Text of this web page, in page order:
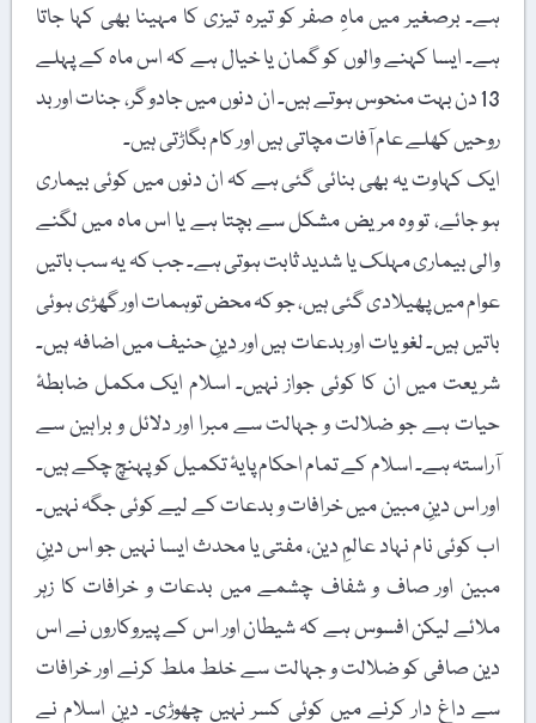
ہے۔ برصغیر میں ماہِ صفر کو تیرہ تیزی کا مہینا بھی کہا جاتا
ہے۔ ایسا کہنے والوں کو گمان یا خیال ہے کہ اس ماہ کے پہلے
13 دن بہت منحوس ہوتے ہیں۔ ان دنوں میں جادو گر، جنات اور بد
روحیں کھلے عام آفات مچاتی ہیں اور کام بگاڑتی ہیں۔
ایک کہاوت یہ بھی بنائی گئی ہے کہ ان دنوں میں کوئی بیماری
ہو جائے، تو وہ مریض مشکل سے بچتا ہے یا اس ماہ میں لگنے
والی بیماری مہلک یا شدید ثابت ہوتی ہے۔ جب کہ یہ سب باتیں
عوام میں پھیلادی گئی ہیں، جو کہ محض توہمات اور گھڑی ہوئی
باتیں ہیں۔ لغویات اور بدعات ہیں اور دینِ حنیف میں اضافہ ہیں۔
شریعت میں ان کا کوئی جواز نہیں۔ اسلام ایک مکمل ضابطۂ
حیات ہے جو ضلالت و جہالت سے مبرا اور دلائل و براہین سے
آراستہ ہے۔ اسلام کے تمام احکام پایۂ تکمیل کو پہنچ چکے ہیں۔
اور اس دینِ مبین میں خرافات و بدعات کے لیے کوئی جگہ نہیں۔
اب کوئی نام نہاد عالمِ دین، مفتی یا محدث ایسا نہیں جو اس دینِ
مبین اور صاف و شفاف چشمے میں بدعات و خرافات کا زہر
ملائے لیکن افسوس ہے کہ شیطان اور اس کے پیروکاروں نے اس
دین صافی کو ضلالت و جہالت سے خلط ملط کرنے اور خرافات
سے داغ دار کرنے میں کوئی کسر نہیں چھوڑی۔ دینِ اسلام نے